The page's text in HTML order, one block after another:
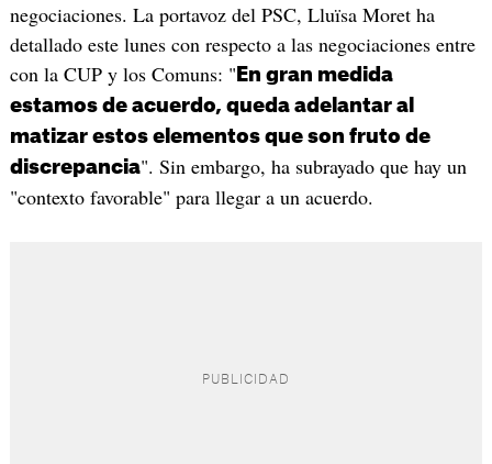
negociaciones. La portavoz del PSC, Lluïsa Moret ha
detallado este lunes con respecto a las negociaciones entre
con la CUP y los Comuns: " En gran medida
estamos de acuerdo, queda adelantar al
matizar estos elementos que son fruto de
discrepancia". Sin embargo, ha subrayado que hay un
"contexto favorable" para llegar a un acuerdo.